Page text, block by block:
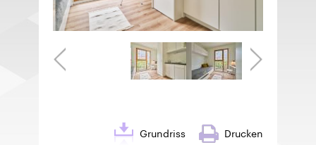
Grundriss
Drucken